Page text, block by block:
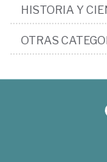
HISTORIA Y
OTRAS